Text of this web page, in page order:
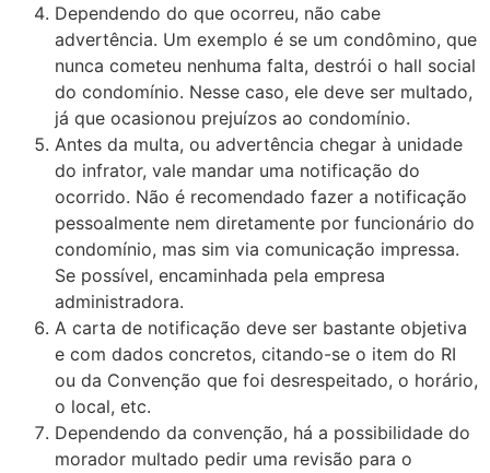
Dependendo do que ocorreu, não cabe
advertência. Um exemplo é se um condômino, que
nunca cometeu nenhuma falta, destrói o hall social
do condomínio. Nesse caso, ele deve ser multado,
já que ocasionou prejuízos ao condomínio.
Antes da multa, ou advertência chegar à unidade
do infrator, vale mandar uma notificação do
ocorrido. Não é recomendado fazer a notificação
pessoalmente nem diretamente por funcionário do
condomínio, mas sim via comunicação impressa.
Se possível, encaminhada pela empresa
administradora.
A carta de notificação deve ser bastante objetiva
e com dados concretos, citando-se o item do RI
ou da Convenção que foi desrespeitado, o horário,
o local, etc.
Dependendo da convenção, há a possibilidade do
morador multado pedir uma revisão para o